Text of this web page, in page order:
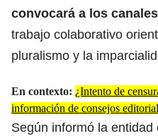
convocará a los canales
trabajo colaborativo
pluralismo y la
En contexto: ¿Intento de
información de consejos
Según informó la